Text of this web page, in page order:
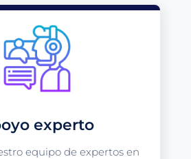
experto
equipo de expertos en